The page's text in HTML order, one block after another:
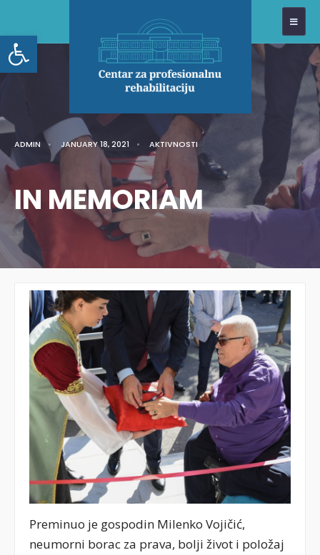
Open toolbar
ADMIN • JANUARY 18, 2021 • AKTIVNOSTI
IN MEMORIAM
Preminuo je gospodin Milenko Vojičić,
neumorni borac za prava, bolji život i položaj